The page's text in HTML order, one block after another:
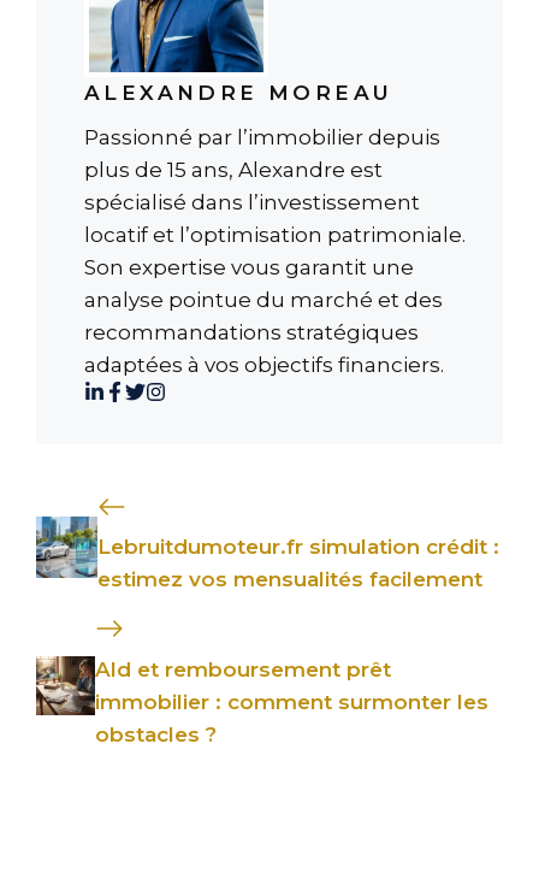
ALEXANDRE MOREAU
Passionné par l’immobilier depuis
plus de 15 ans, Alexandre est
spécialisé dans l’investissement
locatif et l’optimisation patrimoniale.
Son expertise vous garantit une
analyse pointue du marché et des
recommandations stratégiques
adaptées à vos objectifs financiers.
Lebruitdumoteur.fr simulation crédit :
estimez vos mensualités facilement
Ald et remboursement prêt
immobilier : comment surmonter les
obstacles ?